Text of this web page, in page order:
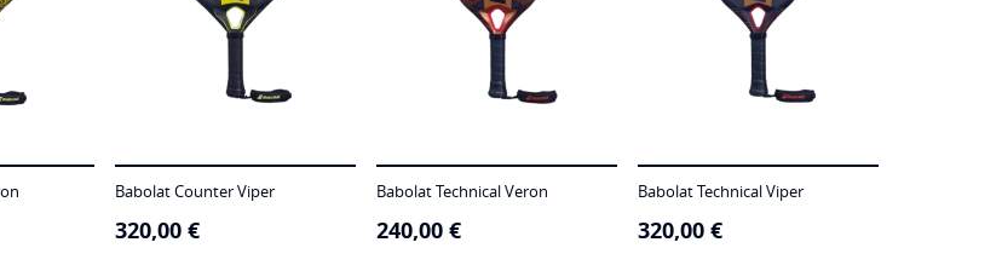
Babolat Counter Viper
320,00 €
Babolat Technical Veron
240,00 €
Babolat Technical Viper
320,00 €